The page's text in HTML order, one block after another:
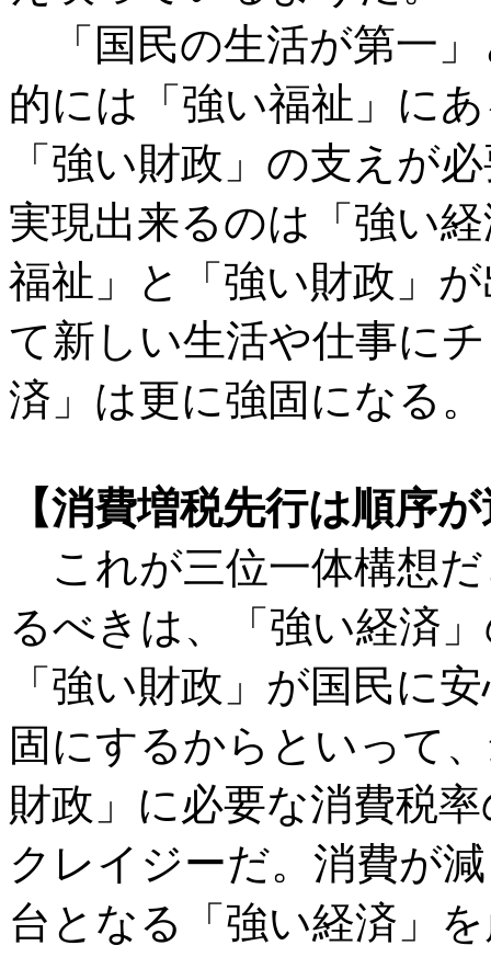
「国民の生活が第一
的には「強い福祉」に
「強い財政」の支えが
実現出来るのは「強い
福祉」と「強い財政」
て新しい生活や仕事に
済」は更に強固になる。
【消費増税先行は順序
これが三位一体構想
るべきは、「強い経済
「強い財政」が国民に
固にするからといって
財政」に必要な消費税
クレイジーだ。消費が
台となる「強い経済」